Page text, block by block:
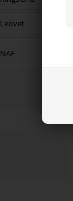
Leovet
NAF